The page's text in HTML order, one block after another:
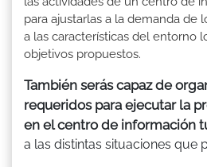
para ajustarlas a la demanda de
a las características del entorno
objetivos propuestos.
También serás capaz de
requeridos para ejecutar la
en el centro de información
a las distintas situaciones que